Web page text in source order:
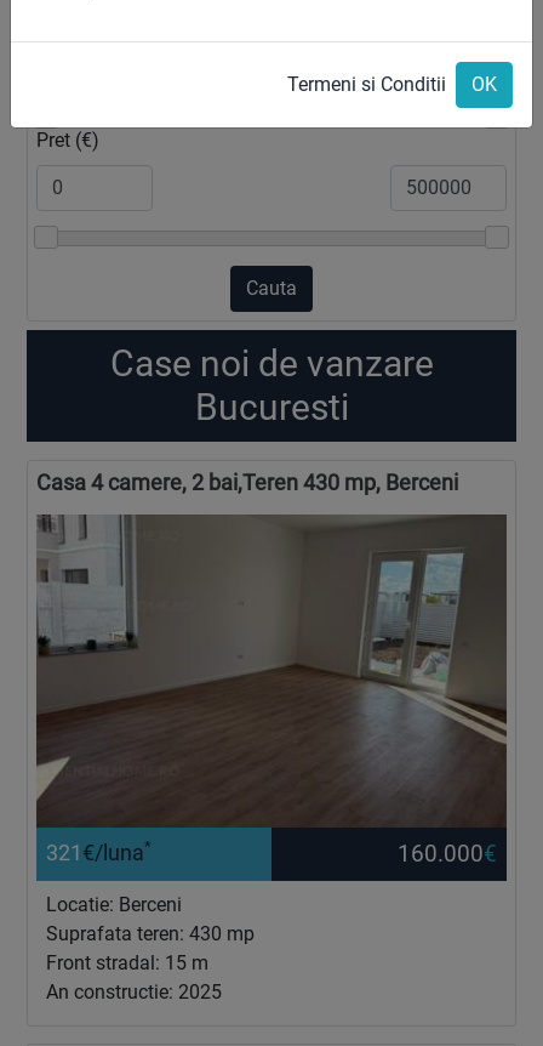
Pret (€)
Cauta
Case noi de vanzare
Bucuresti
Casa 4 camere, 2 bai,Teren 430 mp, Berceni
321 €/luna* 160.000€
Locatie: Berceni
Suprafata teren: 430 mp
Front stradal: 15 m
An constructie: 2025
Termeni si Conditii OK